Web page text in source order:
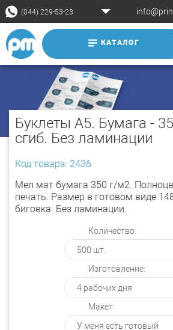
(044) 229-53-23
КАТАЛОГ
Буклеты А5. Бумага -
сгиб. Без ламинации
Код товара: 2436
Мел мат бумага 350 г/м2.
печать. Размер в готовом виде
биговка. Без ламинации.
Количество:
Изготовление:
Макет: